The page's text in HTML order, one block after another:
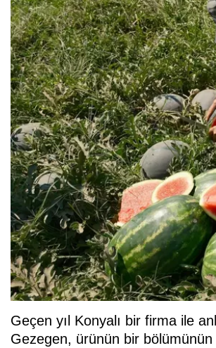
Geçen yıl Konyalı bir firma ile
Gezegen, ürünün bir bölümünün